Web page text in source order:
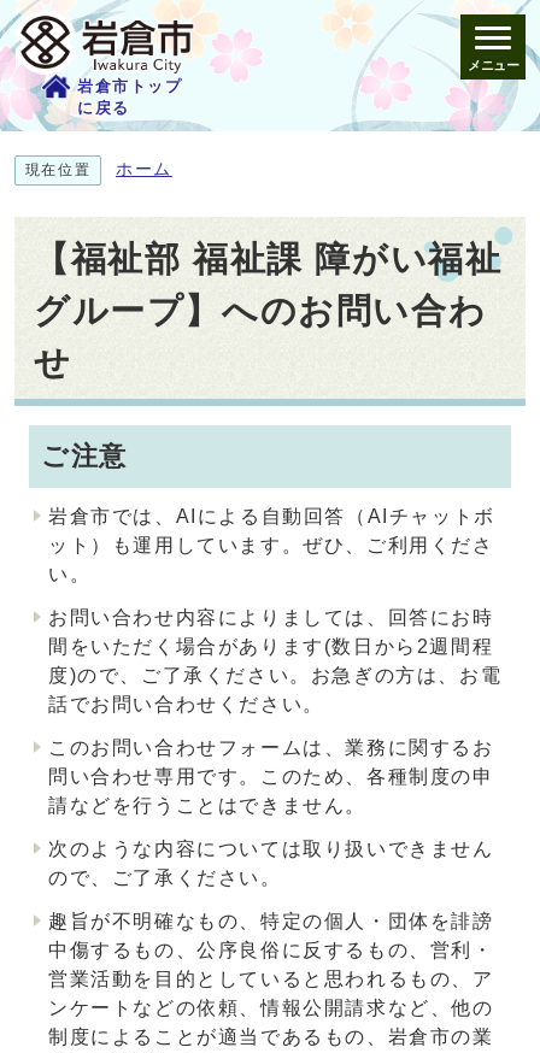
岩倉市トップ
に戻る
メニュー
現在位置 ホーム
【福祉部 福祉課 障がい福祉
グループ】へのお問い合わ
せ
ご注意
岩倉市では、AIによる自動回答（AIチャットボ
ット）も運用しています。ぜひ、ご利用くださ
い。
お問い合わせ内容によりましては、回答にお時
間をいただく場合があります(数日から2週間程
度)ので、ご了承ください。お急ぎの方は、お電
話でお問い合わせください。
このお問い合わせフォームは、業務に関するお
問い合わせ専用です。このため、各種制度の申
請などを行うことはできません。
次のような内容については取り扱いできません
ので、ご了承ください。
趣旨が不明確なもの、特定の個人・団体を誹謗
中傷するもの、公序良俗に反するもの、営利・
営業活動を目的としていると思われるもの、ア
ンケートなどの依頼、情報公開請求など、他の
制度によることが適当であるもの、岩倉市の業